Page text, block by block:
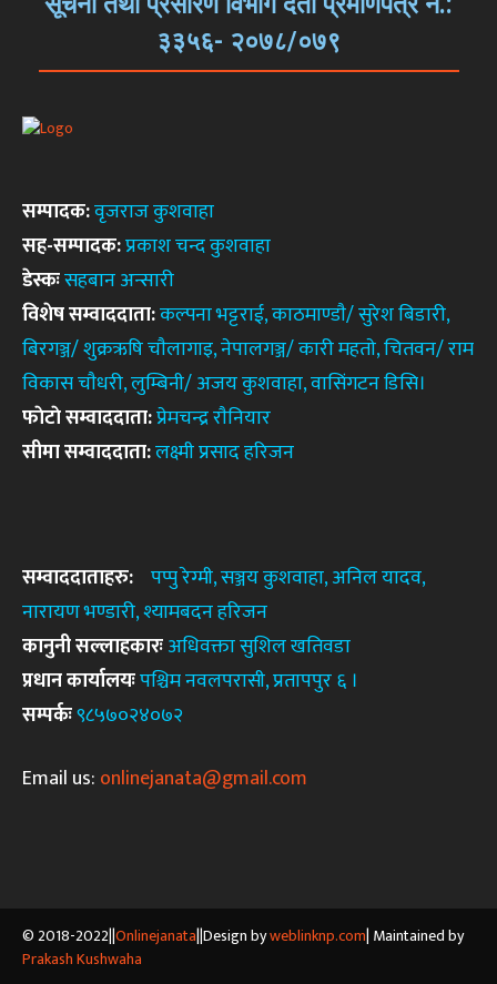
३३५६- २०७८/०७९
सम्पादक:वृजराज कुशवाहा
सह-सम्पादक:प्रकाश चन्द कुशवाहा
डेस्कःसहबान अन्सारी
विशेष सम्वाददाता:कल्पना भट्टराई, काठमाण्डाै/ सुरेश बिडारी,
बिरगञ्ज/ शुक्रऋषि चाैलागाइ, नेपालगञ्ज/ कारी महताे, चितवन/ राम
विकास चाैधरी, लुम्बिनी/ अजय कुशवाहा, वासिंगटन डिसि।
फाेटाे सम्वाददाता:प्रेमचन्द्र राैनियार
सीमा सम्वाददाता:लक्ष्मी प्रसाद हरिजन
सम्वाददाताहरु: पप्पु रेग्मी, सञ्जय कुशवाहा, अनिल यादव,
नारायण भण्डारी, श्यामबदनहरिजन
कानुनीसल्लाहकारःअधिवक्ता सुशिल खतिवडा
प्रधान कार्यालयःपश्चिम नवलपरासी, प्रतापपुर ६ ।
सम्पर्कः९८५७०२४०७२
Email us: onlinejanata@gmail.com
© 2018-2022||Onlinejanata||Design byweblinknp.com| Maintained by
Prakash Kushwaha